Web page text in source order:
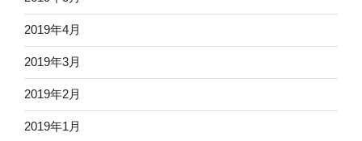
2019年4月
2019年3月
2019年2月
2019年1月